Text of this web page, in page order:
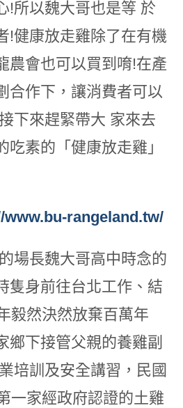
!所以魏大哥也是等 於
!健康放走雞除了在有機
農會也可以買到唷!在產
合作下，讓消費者可以
下來趕緊帶大 家來去
吃素的「健康放走雞」
www.bu-rangeland.tw/
場長魏大哥高中時念的
隻身前往台北工作、結
毅然決然放棄百萬年
鄉下接管父親的養雞副
培訓及安全講習，民國
一家經政府認證的土雞